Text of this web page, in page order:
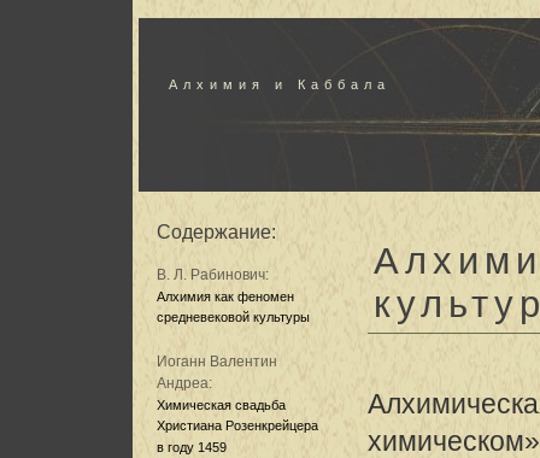
Алхимия и Каббала
Содержание:
В. Л. Рабинович:
Алхимия как феномен
средневековой культуры
Иоганн Валентин
Андреа:
Химическая свадьба
Христиана Розенкрейцера
в году 1459